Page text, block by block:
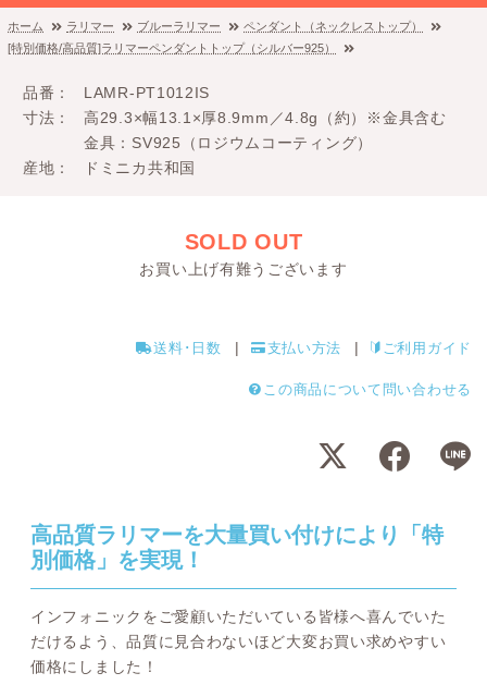
ホーム ラリマー ブルーラリマー
ペンダント（ネックレストップ）
[特別価格/高品質]ラリマーペンダントトップ（シルバー925）
品番
LAMR-PT1012IS
寸法
高29.3×幅13.1×厚8.9mm／4.8g（約）※金具含む
金具：SV925（ロジウムコーティング）
産地
ドミニカ共和国
SOLD OUT
お買い上げ有難うございます
送料･日数 支払い方法 ご利用ガイド
この商品について問い合わせる
高品質ラリマーを大量買い付けにより「特
別価格」を実現！
インフォニックをご愛顧いただいている皆様へ喜んでいた
だけるよう、品質に見合わないほど大変お買い求めやすい
価格にしました！